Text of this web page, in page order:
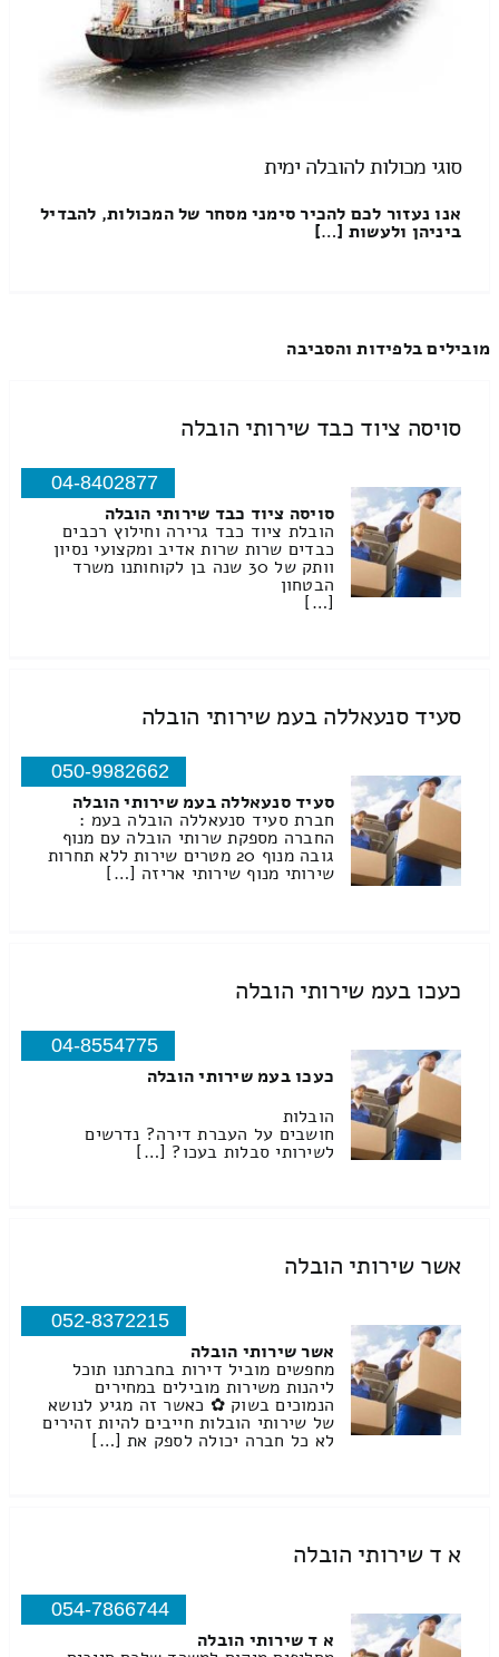
סוגי מכולות להובלה ימית
אנו נעזור לכם להכיר סימני מסחר של המכולות, להבדיל
ביניהן ולעשות […]
מובילים בלפידות והסביבה
סויסה ציוד כבד שירותי הובלה
04-8402877
סויסה ציוד כבד שירותי הובלה
הובלת ציוד כבד גרירה וחילוץ רכבים
כבדים שרות שרות אדיב ומקצועי נסיון
וותק של 30 שנה בן לקוחותנו משרד
הבטחון
[…]
סעיד סנעאללה בעמ שירותי הובלה
050-9982662
סעיד סנעאללה בעמ שירותי הובלה
חברת סעיד סנעאללה הובלה בעמ :
החברה מספקת שרותי הובלה עם מנוף
גובה מנוף 20 מטרים שירות ללא תחרות
שירותי מנוף שירותי אריזה […]
כעכו בעמ שירותי הובלה
04-8554775
כעכו בעמ שירותי הובלה
הובלות
חושבים על העברת דירה? נדרשים
לשירותי סבלות בעכו? […]
אשר שירותי הובלה
052-8372215
אשר שירותי הובלה
מחפשים מוביל דירות בחברתנו תוכל
ליהנות משירות מובילים במחירים
הנמוכים בשוק ✿ כאשר זה מגיע לנושא
של שירותי הובלות חייבים להיות זהירים
לא כל חברה יכולה לספק את […]
א ד שירותי הובלה
054-7866744
א ד שירותי הובלה